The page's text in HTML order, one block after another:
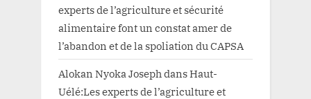
experts de l’agriculture et sécurité
alimentaire font un constat amer de
l’abandon et de la spoliation du CAPSA
Alokan Nyoka Joseph dansHaut-
Uélé:Les experts de l’agriculture et